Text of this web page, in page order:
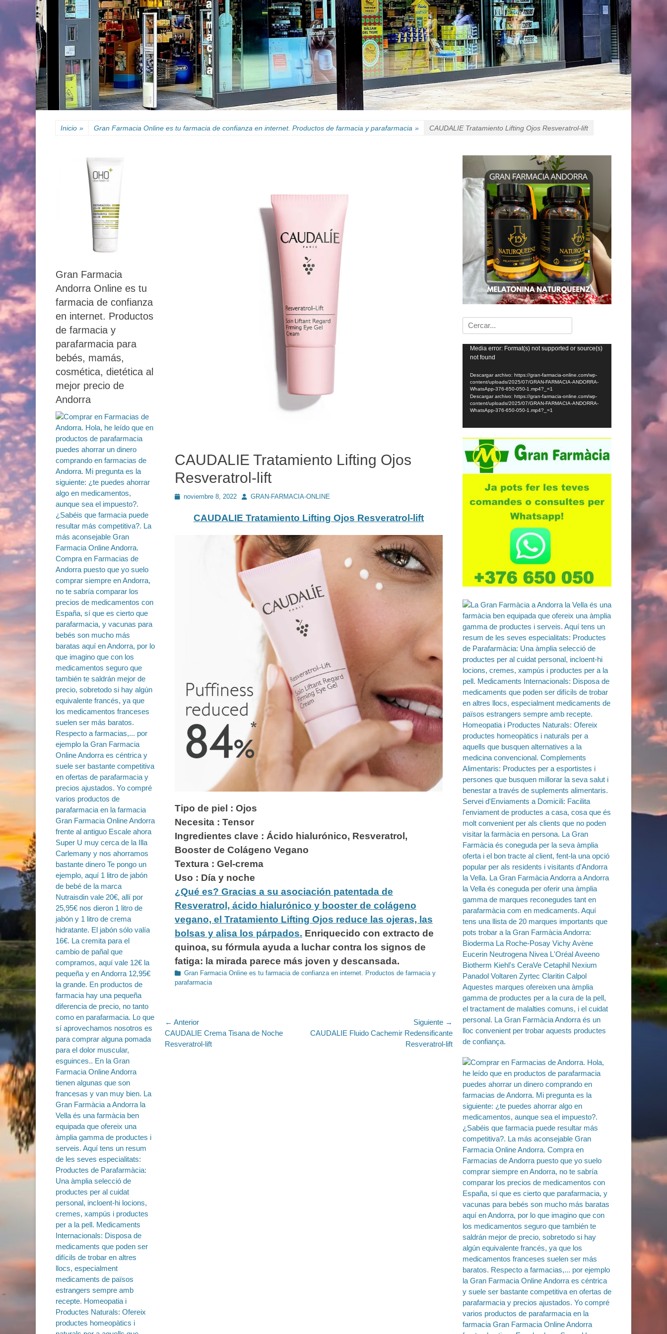
Inicio » Gran Farmacia Online es tu farmacia de confianza en internet. Productos de farmacia y parafarmacia » CAUDALIE Tratamiento Lifting Ojos Resveratrol-lift
CAUDALIE Tratamiento Lifting Ojos
Resveratrol-lift
Publicado
noviembre 8, 2022 AutorGRAN-FARMACIA-ONLINE
CAUDALIE Tratamiento Lifting Ojos Resveratrol-lift
Tipo de piel : Ojos
Necesita : Tensor
Ingredientes clave : Ácido hialurónico, Resveratrol,
Booster de Colágeno Vegano
Textura : Gel-crema
Uso : Día y noche
¿Qué es? Gracias a su asociación patentada de
Resveratrol, ácido hialurónico y booster de colágeno
vegano, el Tratamiento Lifting Ojos reduce las ojeras, las
bolsas y alisa los párpados. Enriquecido con extracto de
quinoa, su fórmula ayuda a luchar contra los signos de
fatiga: la mirada parece más joven y descansada.
Categorías
Gran Farmacia Online es tu farmacia de confianza en internet. Productos de farmacia y
parafarmacia
Navegación
de
← Anterior
Entrada
anterior:
CAUDALIE Crema Tisana de Noche
Resveratrol-lift
Siguiente →
Entrada
CAUDALIE Fluido Cachemir Redensificante
Resveratrol-lift
Buscar:
Reproductor
Media error: Format(s) not supported or source(s)
not found
Descargar archivo: https://gran-farmacia-online.com/wp-
content/uploads/2025/07/GRAN-FARMACIA-ANDORRA-
WhatsApp-376-650-050-1.mp4?_=1
Descargar archivo: https://gran-farmacia-online.com/wp-
content/uploads/2025/07/GRAN-FARMACIA-ANDORRA-
WhatsApp-376-650-050-1.mp4?_=1
Gran Farmacia
Andorra Online es tu
farmacia de confianza
en internet. Productos
de farmacia y
parafarmacia para
bebés, mamás,
cosmética, dietética al
mejor precio de
Andorra